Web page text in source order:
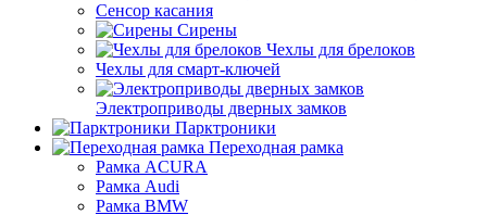
Сенсор касания
Сирены
Чехлы для брелоков
Чехлы для смарт-ключей
Электроприводы дверных замков
Парктроники
Переходная рамка
Рамка ACURA
Рамка Audi
Рамка BMW